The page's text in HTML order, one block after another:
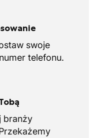
swoje
telefonu.
branży